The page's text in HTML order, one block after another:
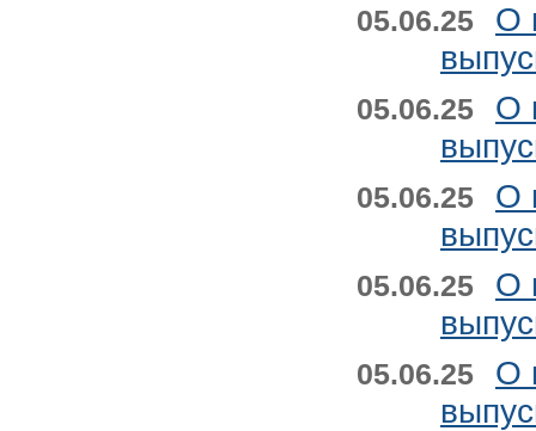
05.06.25
О
05.06.25
О
05.06.25
О
05.06.25
О
05.06.25
О